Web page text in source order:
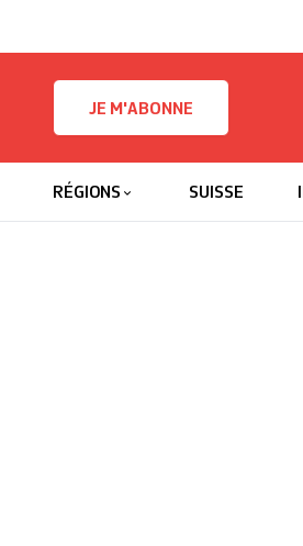
JE M'ABONNE
RÉGIONS SUISSE